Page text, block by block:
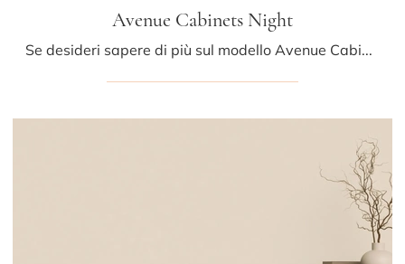
Avenue Cabinets Night
Se desideri sapere di più sul modello Avenue Cabinets Night, clicca e scopri i Comodini e comò Kristalia ideali per la tua zona del riposo.